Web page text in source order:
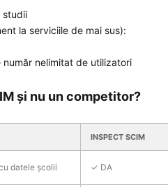
studii
la serviciile de mai sus):
nelimitat de utilizatori
și nu un competitor?
INSPECT SCIM
datele școlii ✓ DA